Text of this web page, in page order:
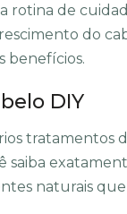
de
do
benefícios.
DIY
tratamentos
saiba
naturais